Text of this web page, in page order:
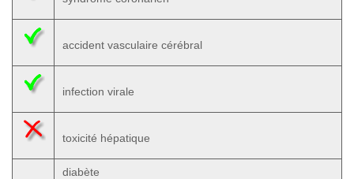
accident vasculaire cérébral
infection virale
toxicité hépatique
diabète